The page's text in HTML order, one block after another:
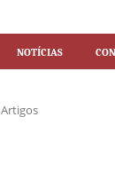
Notícias
Artigos